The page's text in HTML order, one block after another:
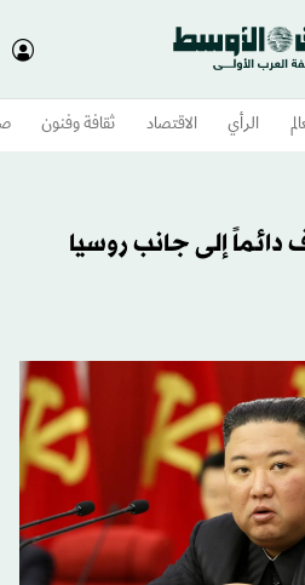
الرأي الاقتصاد ثقافة وفنون
إلى جانب روسيا